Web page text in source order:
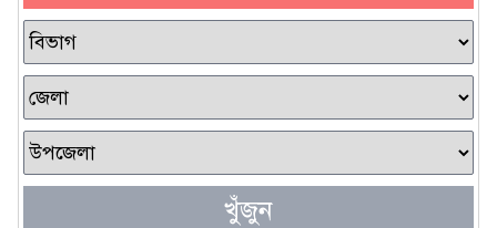
খুঁজুন